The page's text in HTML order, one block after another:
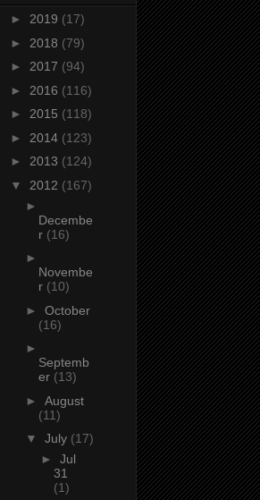
► 2019 (17)
► 2018 (79)
► 2017 (94)
► 2016 (116)
► 2015 (118)
► 2014 (123)
► 2013 (124)
▼ 2012 (167)
►
Decembe
r (16)
►
Novembe
r (10)
► October
(16)
►
Septemb
er (13)
► August
(11)
▼ July (17)
► Jul
31
(1)